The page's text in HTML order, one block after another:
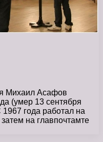
Михаил Асафов
(умер 13 сентября
года работал на
на главпочтамте